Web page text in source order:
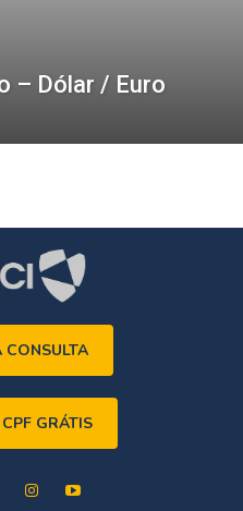
– Dólar / Euro
CONSULTA
GRÁTIS